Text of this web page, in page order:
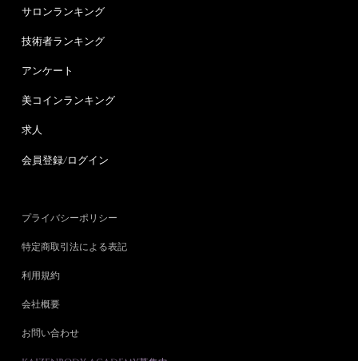
サロンランキング
技術者ランキング
アンケート
美コインランキング
求人
会員登録/ログイン
プライバシーポリシー
特定商取引法による表記
利用規約
会社概要
お問い合わせ